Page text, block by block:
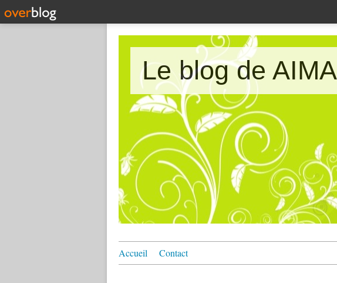
Accueil Contact